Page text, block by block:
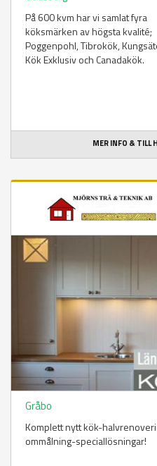
På 600 kvm har vi samlat fyra
köksmärken av högsta kvalité;
Poggenpohl, Tibrokök,
Kök Exklusiv och Canadakök.
MER INFO & TILL
Gråbo
Komplett nytt kök-
ommålning-speciallösningar!